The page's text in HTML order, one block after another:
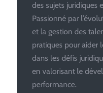
des sujets juridiques
Passionné par
et la gestion des
pratiques pour aider
dans les défis
en valorisant le
performance.